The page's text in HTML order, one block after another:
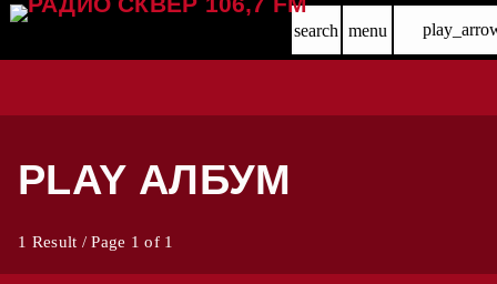
search menu
PLAY АЛБУМ
1 Result / Page 1 of 1